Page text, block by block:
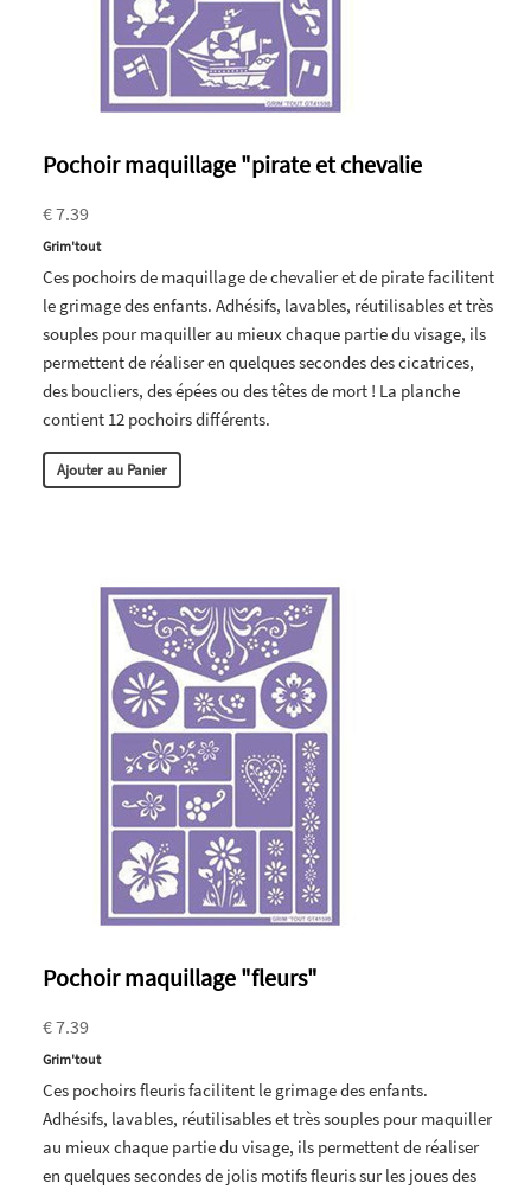
Pochoir maquillage "pirate et chevalie
€ 7.39
Grim'tout
Ces pochoirs de maquillage de chevalier et de pirate facilitent
le grimage des enfants. Adhésifs, lavables, réutilisables et très
souples pour maquiller au mieux chaque partie du visage, ils
permettent de réaliser en quelques secondes des cicatrices,
des boucliers, des épées ou des têtes de mort ! La planche
contient 12 pochoirs différents.
Ajouter au Panier
Pochoir maquillage "fleurs"
€ 7.39
Grim'tout
Ces pochoirs fleuris facilitent le grimage des enfants.
Adhésifs, lavables, réutilisables et très souples pour maquiller
au mieux chaque partie du visage, ils permettent de réaliser
en quelques secondes de jolis motifs fleuris sur les joues des